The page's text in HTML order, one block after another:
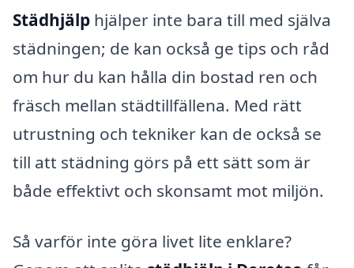
Städhjälp hjälper inte bara till med själva
städningen; de kan också ge tips och råd
om hur du kan hålla din bostad ren och
fräsch mellan städtillfällena. Med rätt
utrustning och tekniker kan de också se
till att städning görs på ett sätt som är
både effektivt och skonsamt mot miljön.
Så varför inte göra livet lite enklare?